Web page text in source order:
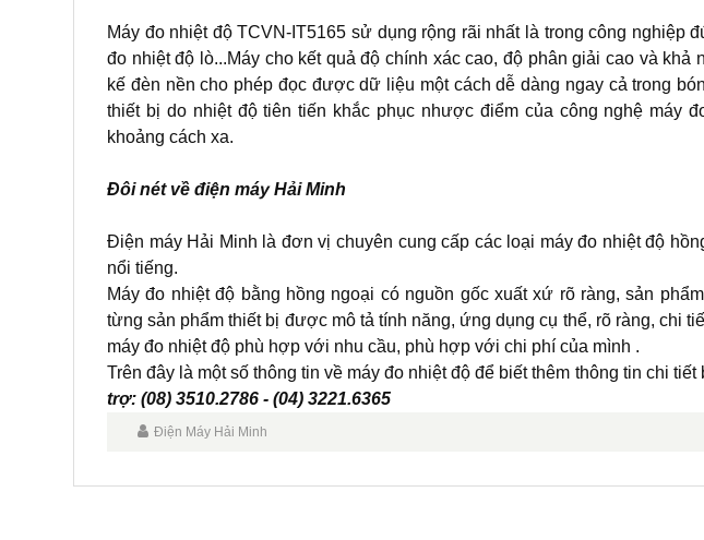
Máy đo nhiệt độ TCVN-IT5165 sử dụng rộng rãi nhất là trong công nghiệp
đo nhiệt độ lò...Máy cho kết quả độ chính xác cao, độ phân giải cao và
kế đèn nền cho phép đọc được dữ liệu một cách dễ dàng ngay cả trong
thiết bị do nhiệt độ tiên tiến khắc phục nhược điểm của công nghệ máy
khoảng cách xa.
Đôi nét về điện máy Hải Minh
Điện máy Hải Minh là đơn vị chuyên cung cấp các loại máy đo nhiệt độ
nổi tiếng.
Máy đo nhiệt độ bằng hồng ngoại có nguồn gốc xuất xứ rõ ràng, sản
từng sản phẩm thiết bị được mô tả tính năng, ứng dụng cụ thể, rõ ràng, chi
máy đo nhiệt độ phù hợp với nhu cầu, phù hợp với chi phí của mình .
Trên đây là một số thông tin về máy đo nhiệt độ để biết thêm thông tin chi tiết
trợ: (08) 3510.2786 - (04) 3221.6365
Điện Máy Hải Minh